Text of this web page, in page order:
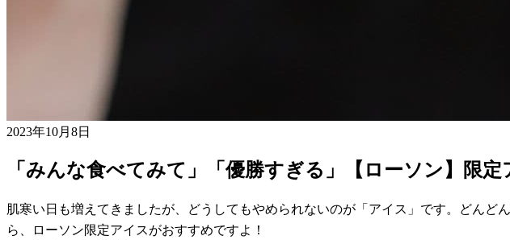
2023年10月8日
「みんな食べてみて」「優勝すぎる」【ローソン】限
肌寒い日も増えてきましたが、どうしてもやめられないのが「アイス」です。どん
ら、ローソン限定アイスがおすすめですよ！